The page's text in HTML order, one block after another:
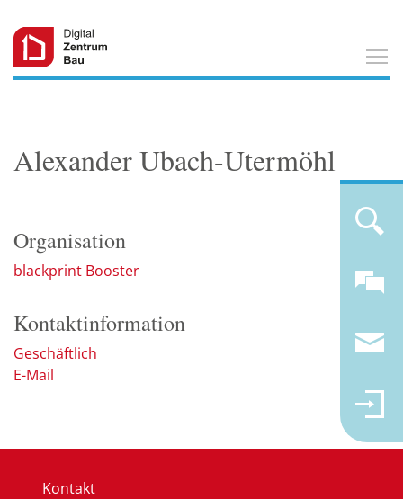
Alexander Ubach-Utermöhl
Organisation
blackprint Booster
Kontaktinformation
Geschäftlich
E-Mail
Kontakt